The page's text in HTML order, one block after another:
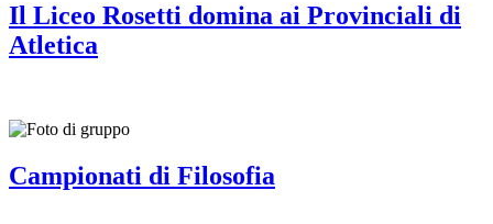
Il Liceo Rosetti domina ai Provinciali di
Atletica
Campionati di Filosofia